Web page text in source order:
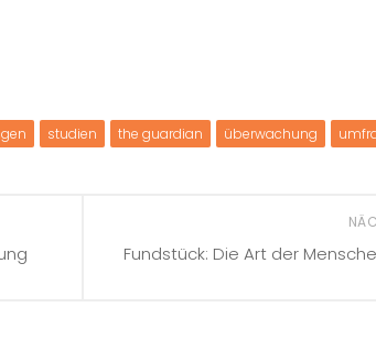
studien the guardian überwachung
Fundstück: Die Art der